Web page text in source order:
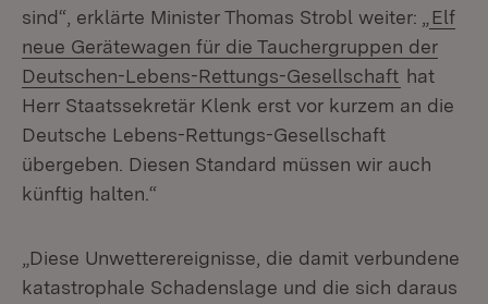
sind“, erklärte Minister Thomas Strobl weiter: „
Elf
neue Gerätewagen für die Tauchergruppen der
Deutschen-Lebens-Rettungs-Gesellschaft hat
Herr Staatssekretär Klenk erst vor kurzem an die
Deutsche Lebens-Rettungs-Gesellschaft
übergeben. Diesen Standard müssen wir auch
künftig halten.“
„Diese Unwetterereignisse, die damit verbundene
katastrophale Schadenslage und die sich daraus